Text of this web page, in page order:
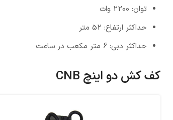
توان: 2200 وات
حداکثر ارتفاع: 52 متر
حداکثر دبی: 6 متر مکعب در ساعت
کف کش دو اینچ CNB